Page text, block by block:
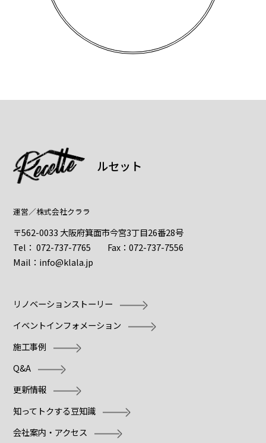
ルセット
運営／株式会社クララ
〒562-0033 大阪府箕面市今宮3丁目26番28号
Tel：072-737-7765 Fax：072-737-7556
Mail： info@klala.jp
リノベーションストーリー
イベントインフォメーション
施工事例
Q&A
更新情報
知ってトクする豆知識
会社案内・アクセス